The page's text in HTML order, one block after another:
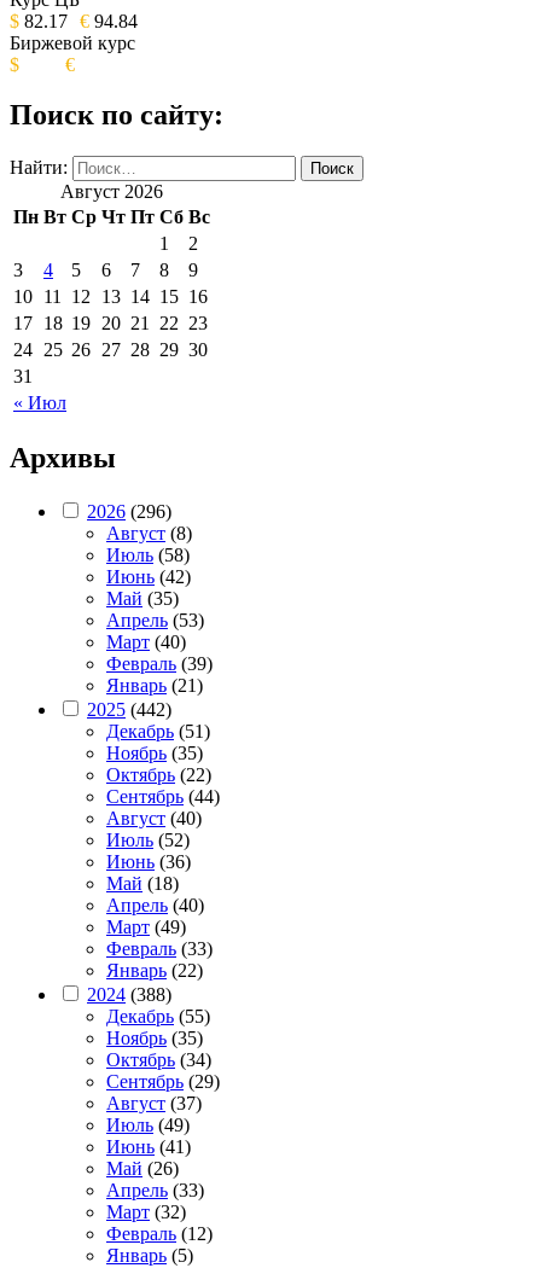
$ 82.17 € 94.84
Биржевой курс
$
€
Поиск по сайту:
Найти:
Август 2026
Пн Вт Ср Чт Пт Сб Вс
« Июл
1
2
3
4 5 6 7 8
9
10 11 12 13 14 15 16
17 18 19 20 21 22 23
24 25 26 27 28 29 30
31
Архивы
2026 (296)
Август (8)
Июль (58)
Июнь (42)
Май (35)
Апрель (53)
Март (40)
Февраль (39)
Январь (21)
2025 (442)
Декабрь (51)
Ноябрь (35)
Октябрь (22)
Сентябрь (44)
Август (40)
Июль (52)
Июнь (36)
Май (18)
Апрель (40)
Март (49)
Февраль (33)
Январь (22)
2024 (388)
Декабрь (55)
Ноябрь (35)
Октябрь (34)
Сентябрь (29)
Август (37)
Июль (49)
Июнь (41)
Май (26)
Апрель (33)
Март (32)
Февраль (12)
Январь (5)